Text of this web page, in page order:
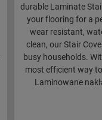
durable Laminate
your flooring for a
wear resistant,
clean, our Stair
busy households.
most efficient way
Laminowane